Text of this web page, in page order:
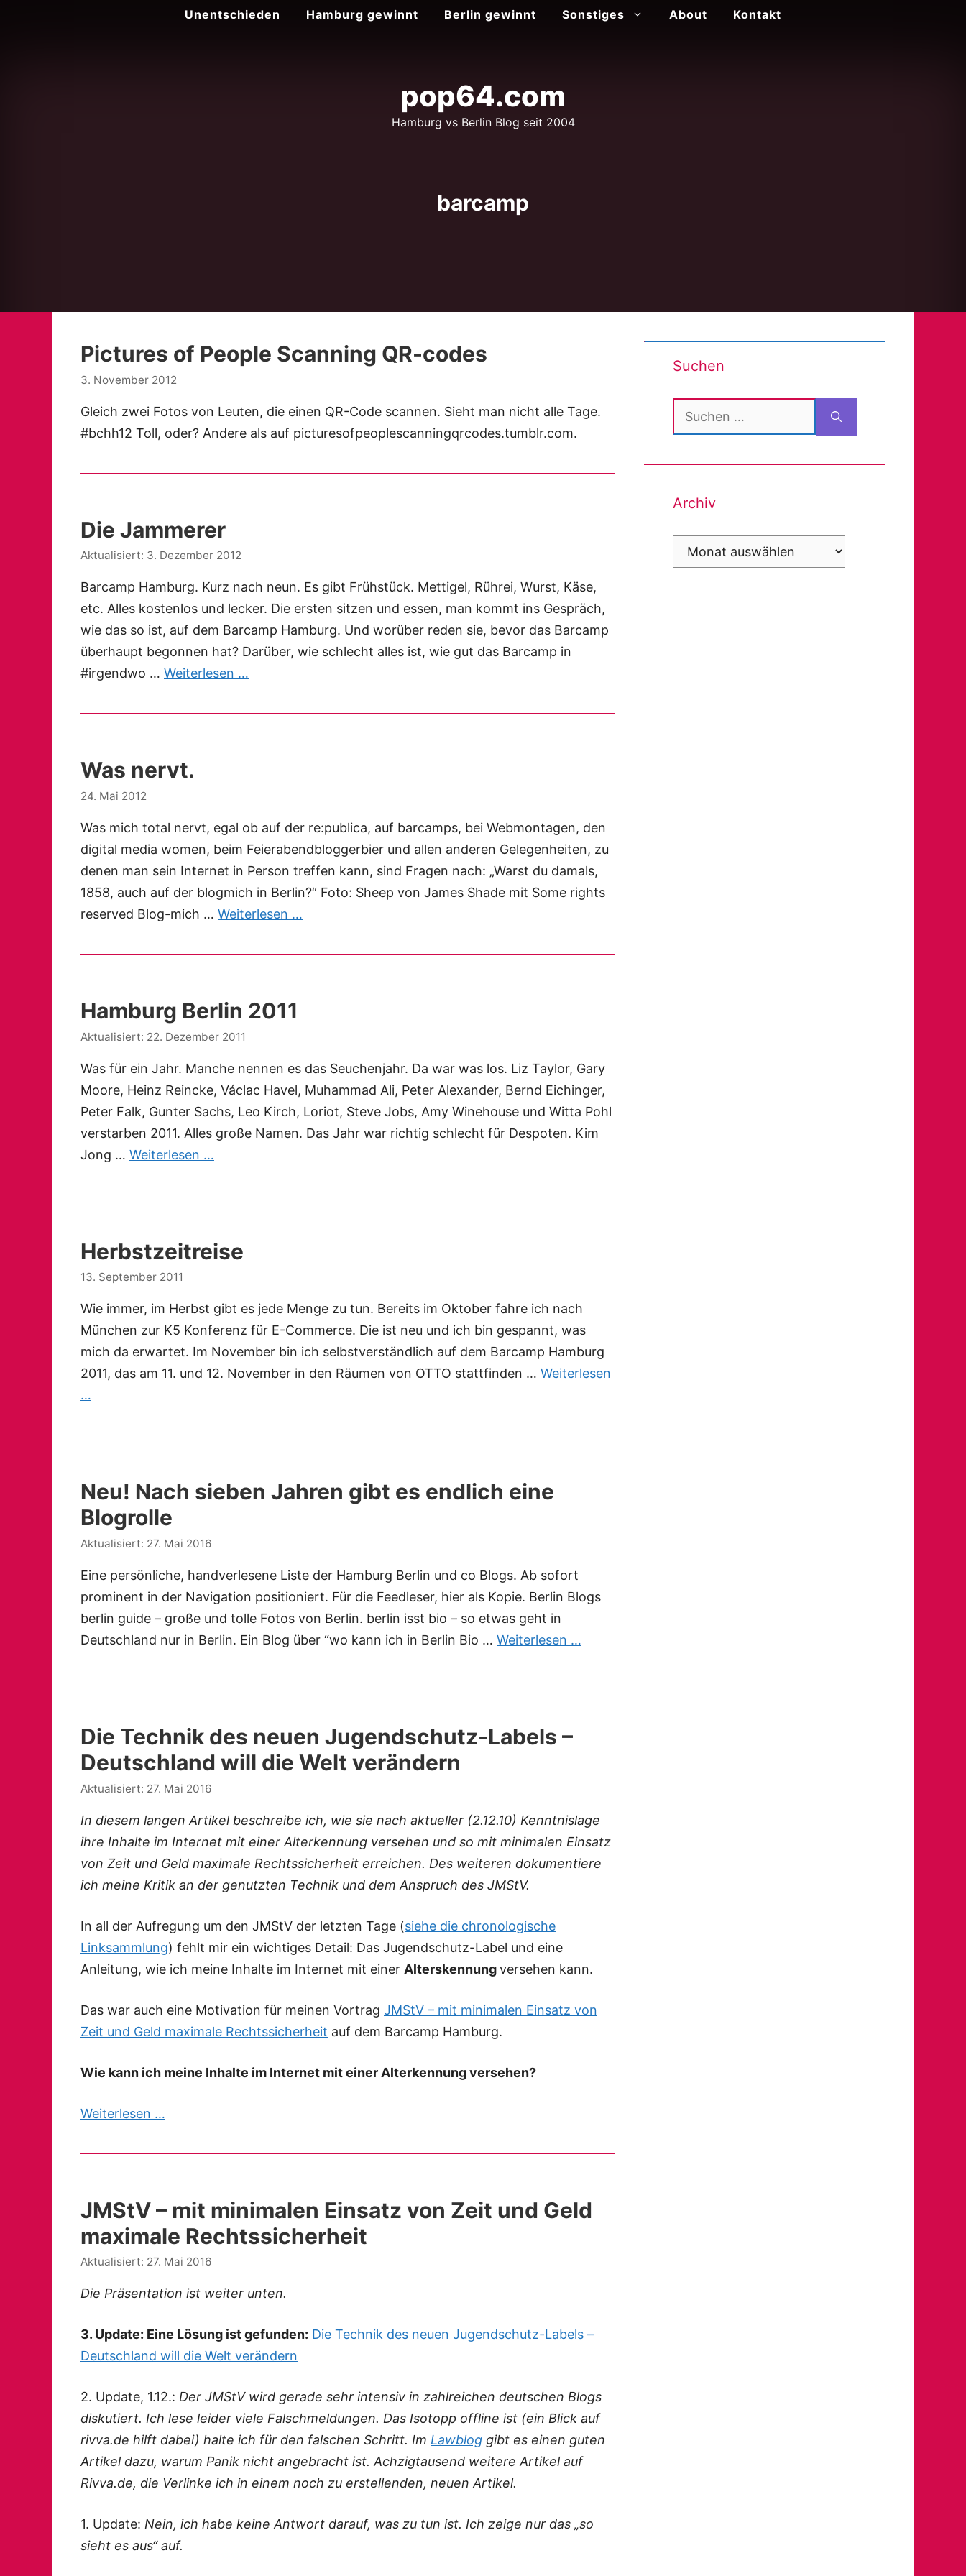
Unentschieden Hamburg gewinnt Berlin gewinnt Sonstiges About Kontakt
pop64.com
Hamburg vs Berlin Blog seit 2004
barcamp
Pictures of People Scanning QR-codes
3. November 2012
Gleich zwei Fotos von Leuten, die einen QR-Code scannen. Sieht man nicht alle Tage.
#bchh12 Toll, oder? Andere als auf picturesofpeoplescanningqrcodes.tumblr.com.
Die Jammerer
3. Dezember 2012
Barcamp Hamburg. Kurz nach neun. Es gibt Frühstück. Mettigel, Rührei, Wurst, Käse,
etc. Alles kostenlos und lecker. Die ersten sitzen und essen, man kommt ins Gespräch,
wie das so ist, auf dem Barcamp Hamburg. Und worüber reden sie, bevor das Barcamp
überhaupt begonnen hat? Darüber, wie schlecht alles ist, wie gut das Barcamp in
#irgendwo … Weiterlesen …
Was nervt.
24. Mai 2012
Was mich total nervt, egal ob auf der re:publica, auf barcamps, bei Webmontagen, den
digital media women, beim Feierabendbloggerbier und allen anderen Gelegenheiten, zu
denen man sein Internet in Person treffen kann, sind Fragen nach: „Warst du damals,
1858, auch auf der blogmich in Berlin?“ Foto: Sheep von James Shade mit Some rights
reserved Blog-mich … Weiterlesen …
Hamburg Berlin 2011
22. Dezember 2011
Was für ein Jahr. Manche nennen es das Seuchenjahr. Da war was los. Liz Taylor, Gary
Moore, Heinz Reincke, Václac Havel, Muhammad Ali, Peter Alexander, Bernd Eichinger,
Peter Falk, Gunter Sachs, Leo Kirch, Loriot, Steve Jobs, Amy Winehouse und Witta Pohl
verstarben 2011. Alles große Namen. Das Jahr war richtig schlecht für Despoten. Kim
Jong … Weiterlesen …
Herbstzeitreise
13. September 2011
Wie immer, im Herbst gibt es jede Menge zu tun. Bereits im Oktober fahre ich nach
München zur K5 Konferenz für E-Commerce. Die ist neu und ich bin gespannt, was
mich da erwartet. Im November bin ich selbstverständlich auf dem Barcamp Hamburg
2011, das am 11. und 12. November in den Räumen von OTTO stattfinden … Weiterlesen
…
Neu! Nach sieben Jahren gibt es endlich eine
Blogrolle
27. Mai 2016
Eine persönliche, handverlesene Liste der Hamburg Berlin und co Blogs. Ab sofort
prominent in der Navigation positioniert. Für die Feedleser, hier als Kopie. Berlin Blogs
berlin guide – große und tolle Fotos von Berlin. berlin isst bio – so etwas geht in
Deutschland nur in Berlin. Ein Blog über “wo kann ich in Berlin Bio … Weiterlesen …
Die Technik des neuen Jugendschutz-Labels –
Deutschland will die Welt verändern
27. Mai 2016
In diesem langen Artikel beschreibe ich, wie sie nach aktueller (2.12.10) Kenntnislage
ihre Inhalte im Internet mit einer Alterkennung versehen und so mit minimalen Einsatz
von Zeit und Geld maximale Rechtssicherheit erreichen. Des weiteren dokumentiere
ich meine Kritik an der genutzten Technik und dem Anspruch des JMStV.
In all der Aufregung um den JMStV der letzten Tage (siehe die chronologische
Linksammlung) fehlt mir ein wichtiges Detail: Das Jugendschutz-Label und eine
Anleitung, wie ich meine Inhalte im Internet mit einer Alterskennungversehen kann.
Das war auch eine Motivation für meinen Vortrag JMStV – mit minimalen Einsatz von
Zeit und Geld maximale Rechtssicherheit auf dem Barcamp Hamburg.
Wie kann ich meine Inhalte im Internet mit einer Alterkennung versehen?
Weiterlesen …
JMStV – mit minimalen Einsatz von Zeit und Geld
maximale Rechtssicherheit
27. Mai 2016
Die Präsentation ist weiter unten.
3. Update: Eine Lösung ist gefunden: Die Technik des neuen Jugendschutz-Labels –
Deutschland will die Welt verändern
2. Update, 1.12.: Der JMStV wird gerade sehr intensiv in zahlreichen deutschen Blogs
diskutiert. Ich lese leider viele Falschmeldungen. Das Isotopp offline ist (ein Blick auf
rivva.de hilft dabei) halte ich für den falschen Schritt. Im Lawblog gibt es einen guten
Artikel dazu, warum Panik nicht angebracht ist. Achzigtausend weitere Artikel auf
Rivva.de, die Verlinke ich in einem noch zu erstellenden, neuen Artikel.
1. Update: Nein, ich habe keine Antwort darauf, was zu tun ist. Ich zeige nur das „so
sieht es aus“ auf.
Suchen
Suchen
Archiv
Archiv